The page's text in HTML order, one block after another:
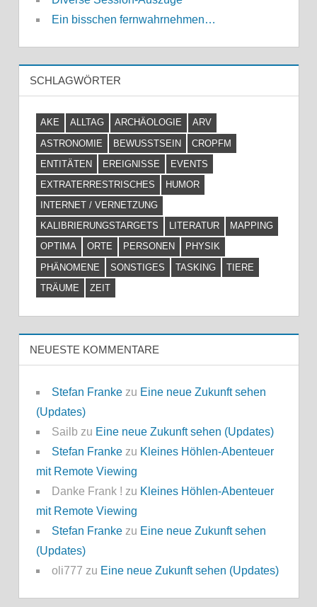
Ein bisschen fernwahrnehmen…
SCHLAGWÖRTER
AKE ALLTAG ARCHÄOLOGIE
ARV
ASTRONOMIE
BEWUSSTSEIN
CROPFM
ENTITÄTEN
EREIGNISSE
EVENTS
EXTRATERRESTRISCHES
HUMOR
INTERNET / VERNETZUNG
KALIBRIERUNGSTARGETS
LITERATUR
MAPPING
OPTIMA
ORTE PERSONEN
PHYSIK
PHÄNOMENE
SONSTIGES TASKING
TIERE
TRÄUME
ZEIT
NEUESTE KOMMENTARE
Stefan Frankezu Eine neue Zukunft sehen
(Updates)
Sailb zu Eine neue Zukunft sehen (Updates)
Stefan Frankezu Kleines Höhlen-Abenteuer
mit Remote Viewing
Danke Frank ! zu Kleines Höhlen-Abenteuer
mit Remote Viewing
Stefan Frankezu Eine neue Zukunft sehen
(Updates)
oli777 zu Eine neue Zukunft sehen (Updates)